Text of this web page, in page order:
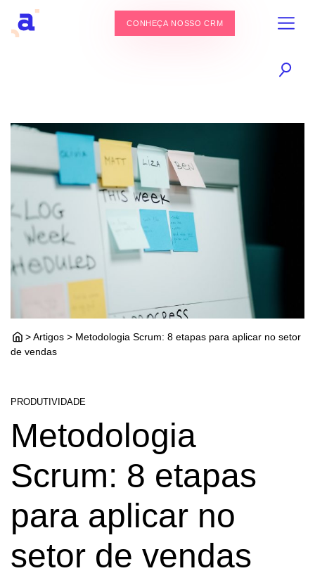
CONHEÇA NOSSO CRM
> Artigos > Metodologia Scrum: 8 etapas para aplicar no setor
de vendas
PRODUTIVIDADE
Metodologia
Scrum: 8 etapas
para aplicar no
setor de vendas